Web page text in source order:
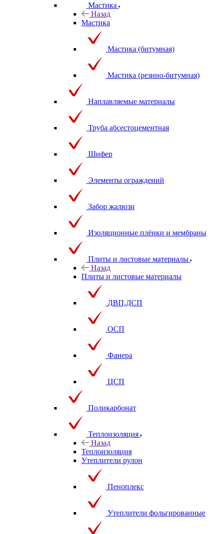
Мастика
Назад
Мастика
Мастика (битумная)
Мастика (резино-битумная)
Наплавляемые материалы
Труба абсестоцементная
Шифер
Элементы ограждений
Забор жалюзи
Изоляционные плёнки и мембраны
Плиты и листовые материалы
Назад
Плиты и листовые материалы
ДВП,ДСП
ОСП
Фанера
ЦСП
Поликарбонат
Теплоизоляция
Назад
Теплоизоляция
Утеплители рулон
Пеноплекс
Утеплители фольгированные